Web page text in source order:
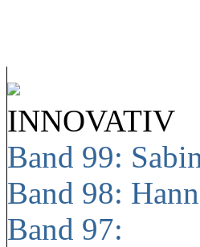
INNOVATIV
Band 99:
Band 98:
Band 97: